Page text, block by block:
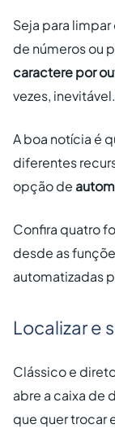
Seja para
de números ou
caractere por
vezes, inevitável.
A boa notícia é
diferentes
opção de
Confira quatro
desde as
automatizadas
Localizar e
Clássico e
abre a caixa de
que quer trocar